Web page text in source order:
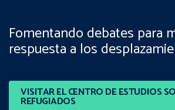
VISITAR EL CENTRO DE ESTUDIOS
REFUGIADOS
Fomentando debates para
respuesta a los